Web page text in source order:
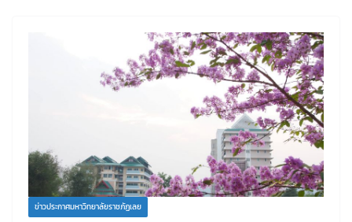
ข่าวประกาศมหาวิทยาลัยราชภัฏเลย